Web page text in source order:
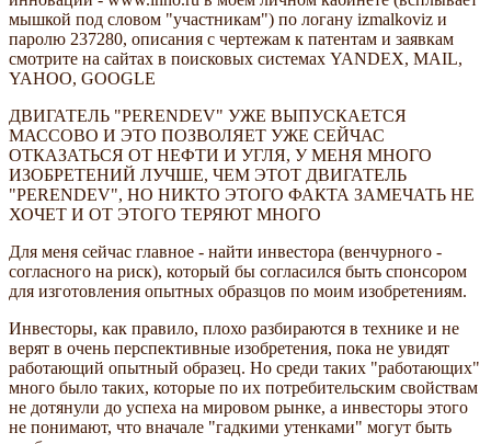
мышкой под словом "участникам") по логану izmalkoviz и
паролю 237280, описания с чертежам к патентам и заявкам
смотрите на сайтах в поисковых системах YANDEX, MAIL,
YAHOO, GOOGLE
ДВИГАТЕЛЬ "PERENDEV" УЖЕ ВЫПУСКАЕТСЯ
МАССОВО И ЭТО ПОЗВОЛЯЕТ УЖЕ СЕЙЧАС
ОТКАЗАТЬСЯ ОТ НЕФТИ И УГЛЯ, У МЕНЯ МНОГО
ИЗОБРЕТЕНИЙ ЛУЧШЕ, ЧЕМ ЭТОТ ДВИГАТЕЛЬ
"PERENDEV", НО НИКТО ЭТОГО ФАКТА ЗАМЕЧАТЬ НЕ
ХОЧЕТ И ОТ ЭТОГО ТЕРЯЮТ МНОГО
Для меня сейчас главное - найти инвестора (венчурного -
согласного на риск), который бы согласился быть спонсором
для изготовления опытных образцов по моим изобретениям.
Инвесторы, как правило, плохо разбираются в технике и не
верят в очень перспективные изобретения, пока не увидят
работающий опытный образец. Но среди таких "работающих"
много было таких, которые по их потребительским свойствам
не дотянули до успеха на мировом рынке, а инвесторы этого
не понимают, что вначале "гадкими утенками" могут быть